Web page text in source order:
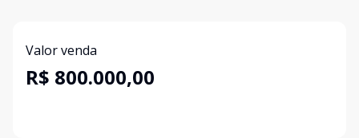
Valor venda
R$ 800.000,00